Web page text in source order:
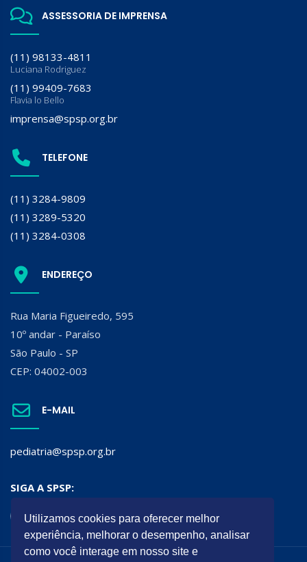
ASSESSORIA DE IMPRENSA
(11) 98133-4811
Luciana Rodriguez
(11) 99409-7683
Flavia lo Bello
imprensa@spsp.org.br
TELEFONE
(11) 3284-9809
(11) 3289-5320
(11) 3284-0308
ENDEREÇO
Rua Maria Figueiredo, 595
10º andar - Paraíso
São Paulo - SP
CEP: 04002-003
E-MAIL
pediatria@spsp.org.br
SIGA A SPSP:
Utilizamos cookies para oferecer melhor
experiência, melhorar o desempenho, analisar
como você interage em nosso site e